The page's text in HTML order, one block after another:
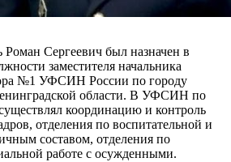
Сергеевич был назначен в
заместителя начальника
№1 УФСИН России по городу
области. В УФСИН по
координацию и контроль
отделения по воспитательной и
составом, отделения по
работе с осужденными.